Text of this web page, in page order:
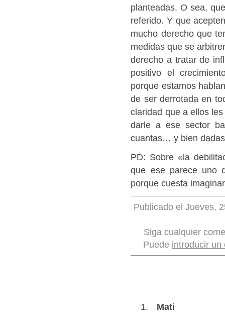
planteadas. O sea,
referido. Y que
mucho derecho que
medidas que se
derecho a tratar de
positivo el
porque estamos
de ser derrotada en
claridad que a ellos
darle a ese sector
cuantas… y bien
PD: Sobre «la
que ese parece uno
porque cuesta
Publicado el Jueves,
Siga cualquier
Puede introducir un
Mati